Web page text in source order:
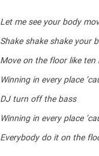
Let me see your body
Shake shake shake your
Move on the floor like
Winning in every place
DJ turn off the bass
Winning in every place
Everybody do it on the